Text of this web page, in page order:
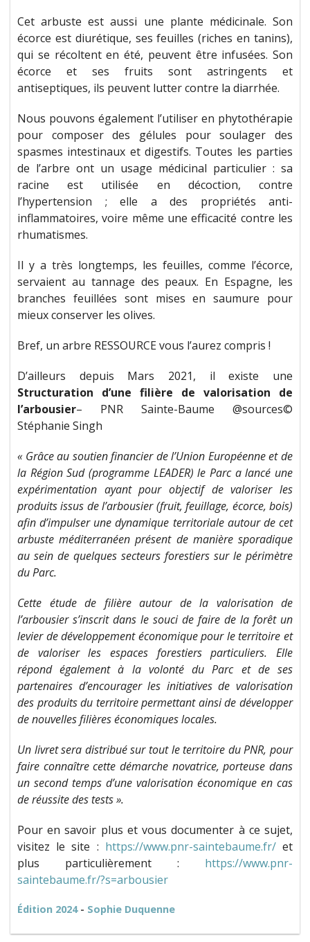
Cet arbuste est aussi une plante médicinale. Son
écorce est diurétique, ses feuilles (riches en tanins),
qui se récoltent en été, peuvent être infusées. Son
écorce et ses fruits sont astringents et
antiseptiques, ils peuvent lutter contre la diarrhée.
Nous pouvons également l’utiliser en phytothérapie
pour composer des gélules pour soulager des
spasmes intestinaux et digestifs. Toutes les parties
de l’arbre ont un usage médicinal particulier : sa
racine est utilisée en décoction, contre
l’hypertension ; elle a des propriétés anti-
inflammatoires, voire même une efficacité contre les
rhumatismes.
Il y a très longtemps, les feuilles, comme l’écorce,
servaient au tannage des peaux. En Espagne, les
branches feuillées sont mises en saumure pour
mieux conserver les olives.
Bref, un arbre RESSOURCE vous l’aurez compris !
D’ailleurs depuis Mars 2021, il existe une
Structuration d’une filière de valorisation de
l’arbousier– PNR Sainte-Baume @sources©
Stéphanie Singh
« Grâce au soutien financier de l’Union Européenne et de
la Région Sud (programme LEADER) le Parc a lancé une
expérimentation ayant pour objectif de valoriser les
produits issus de l’arbousier (fruit, feuillage, écorce, bois)
afin d’impulser une dynamique territoriale autour de cet
arbuste méditerranéen présent de manière sporadique
au sein de quelques secteurs forestiers sur le périmètre
du Parc.
Cette étude de filière autour de la valorisation de
l’arbousier s’inscrit dans le souci de faire de la forêt un
levier de développement économique pour le territoire et
de valoriser les espaces forestiers particuliers. Elle
répond également à la volonté du Parc et de ses
partenaires d’encourager les initiatives de valorisation
des produits du territoire permettant ainsi de développer
de nouvelles filières économiques locales.
Un livret sera distribué sur tout le territoire du PNR, pour
faire connaître cette démarche novatrice, porteuse dans
un second temps d’une valorisation économique en cas
de réussite des tests ».
Pour en savoir plus et vous documenter à ce sujet,
visitez le site : https://www.pnr-saintebaume.fr/et
plus particulièrement : https://www.pnr-
saintebaume.fr/?s=arbousier
Édition 2024 - Sophie Duquenne